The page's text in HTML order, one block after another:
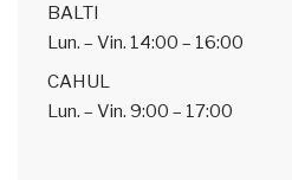
BALTI
Lun. – Vin. 14:00 – 16:00
CAHUL
Lun. – Vin. 9:00 – 17:00